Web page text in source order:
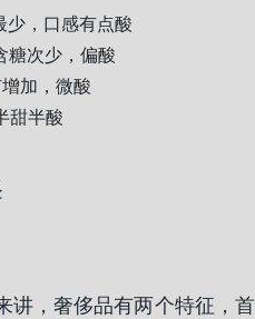
少，口感有点酸
糖次少，偏酸
加，微酸
甜半酸
讲，奢侈品有两个特征，首